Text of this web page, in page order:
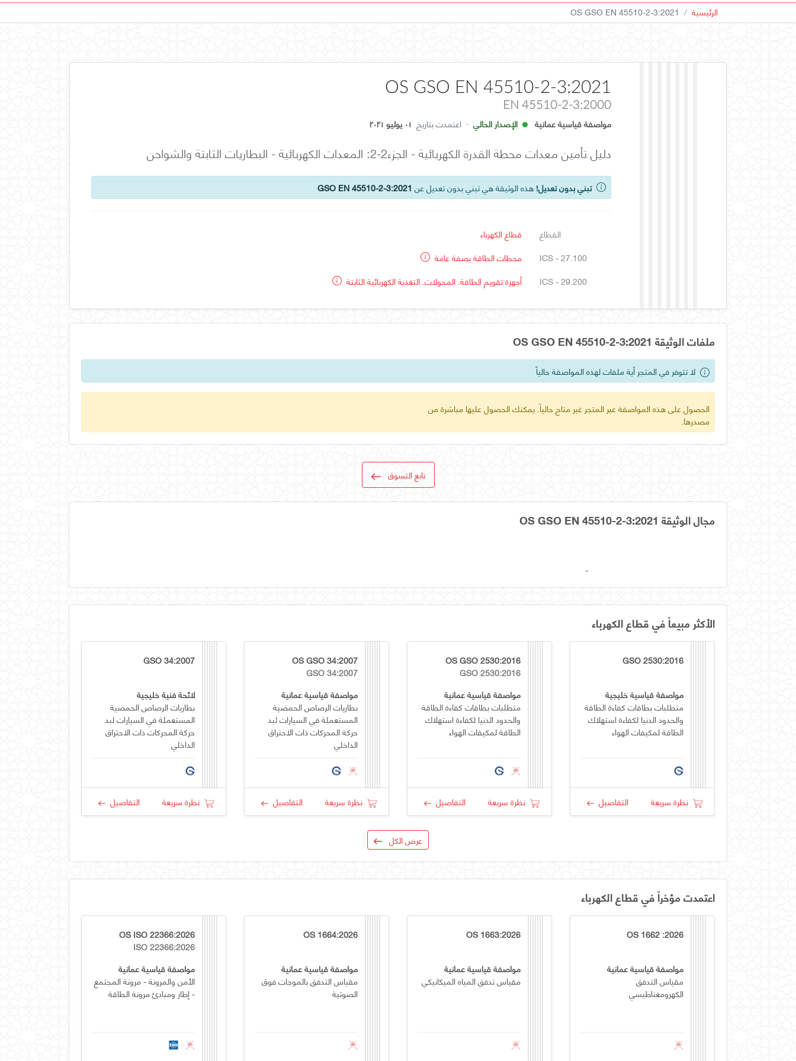
الرئيسية OS GSO EN 45510-2-3:2021
OS GSO EN 45510-2-3:2021
EN 45510-2-3:2000
مواصفة قياسية عمانية الإصدار الحالي · اعتمدت بتاريخ ٠١ يوليو ٢٠٢١
دليل تأمين معدات محطة القدرة الكهربائية - الجزء2-2: المعدات الكهربائية - البطاريات الثابتة والشواحن
تبني بدون تعديل! هذه الوثيقة هي تبني بدون تعديل عن GSO EN 45510-2-3:2021
القطاع
قطاع الكهرباء
ICS - 27.100
محطات الطاقة بصفة عامة
ICS - 29.200
أجهزة تقويم الطاقة. المحولات. التغذية الكهربائية الثابتة
ملفات الوثيقة OS GSO EN 45510-2-3:2021
لا تتوفر في المتجر أية ملفات لهذه المواصفة حالياً
الحصول على هذه المواصفة عبر المتجر غير متاح حالياً. يمكنك الحصول عليها مباشرة من
مصدرها.
تابع التسوق
مجال الوثيقة OS GSO EN 45510-2-3:2021
-
الأكثر مبيعاً في قطاع الكهرباء
GSO 2530:2016
مواصفة قياسية خليجية
متطلبات بطاقات كفاءة الطاقة
والحدود الدنيا لكفاءة استهلاك
الطاقة لمكيفات الهواء
نظرة سريعة التفاصيل
OS GSO 2530:2016
GSO 2530:2016
مواصفة قياسية عمانية
متطلبات بطاقات كفاءة الطاقة
والحدود الدنيا لكفاءة استهلاك
الطاقة لمكيفات الهواء
نظرة سريعة التفاصيل
OS GSO 34:2007
GSO 34:2007
مواصفة قياسية عمانية
بطاريات الرصاص الحمضية
المستعملة في السيارات لبد
حركة المحركات ذات الاحتراق
الداخلي
نظرة سريعة التفاصيل
GSO 34:2007
لائحة فنية خليجية
بطاريات الرصاص الحمضية
المستعملة في السيارات لبد
حركة المحركات ذات الاحتراق
الداخلي
نظرة سريعة التفاصيل
عرض الكل
اعتمدت مؤخراً في قطاع الكهرباء
OS 1662 :2026
مواصفة قياسية عمانية
مقياس التدفق
الكهرومغناطيسي
OS 1663:2026
مواصفة قياسية عمانية
مقياس تدفق المياه الميكانيكي
OS 1664:2026
مواصفة قياسية عمانية
مقياس التدفق بالموجات فوق
الصوتية
OS ISO 22366:2026
ISO 22366:2026
مواصفة قياسية عمانية
الأمن والمرونة - مرونة المجتمع
- إطار ومبادئ مرونة الطاقة